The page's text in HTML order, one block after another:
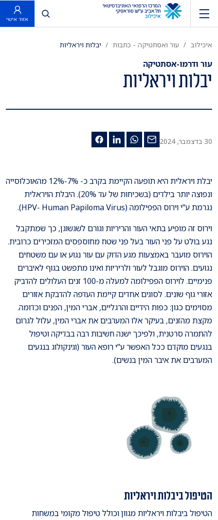
פתח חיפוש
אזור אישי
איכילוב עור ואסתטיקה - כתבות יבלות ויראליות
עור ודרמו-אסתטיקה
יבלות ויראליות
30 בדצמבר, 2024
יבלת ויראלית היא תופעה הקיימת בקרב כ- 7%-12% מהאוכלוסייה
ונפוצה יותר בילדים (בשכיחות של עד 20%). היבלת הויראלית
נגרמת ע"י וירוס הפפילומה (HPV- Human Papiloma Virus).
וירוס זה מופיע בתאי העור והריריות וגורם לשגשוגן, כך שמתקבל
נגע בולט על פני העור בעל פני שטח מחוספסים המזכירים כרובית.
הוירוס מועבר באמצעות מגע הדוק עם עור נגוע או עם משטחים
נגועים. הוירוס מוגבל לעור ולריריות ואינו מתפשט בגוף לאיברים
פנימיים. לוירוס הפפילומה למעלה מ-100 זנים העלולים להדביק
אזורי גוף שונים. לסוגים אחדים קיימת העדפה להדבקת אזורים
מסוימים כגון: כפות הידיים והרגליים, אברי המין, הפנים וכדומה.
מקצת מהזנים, בעיקר אלו המערבים את אברי המין, עלול לגרום
להתמרה סרטנית, ולפיכך ישנה חשיבות רבה בבדיקה וטיפול
בנגעים מוקדם ככל האפשר ע"י רופא העור (וגינקולוג בנגעים
המערבים את איבר המין בנשים).
הטיפול ביבלות ויראליות
הטיפול ביבלות ויראליות מגוון וכולל טיפול מקומי במשחות